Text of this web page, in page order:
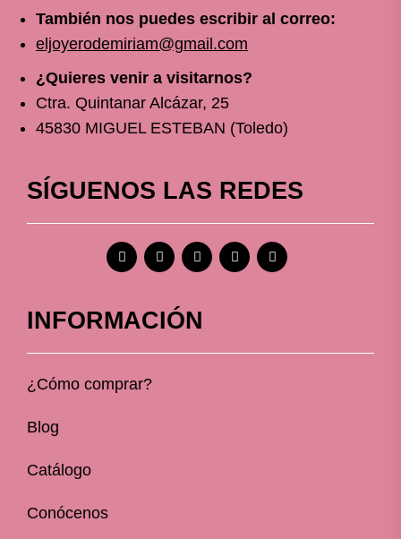
También nos puedes escribir al correo:
eljoyerodemiriam@gmail.com
¿Quieres venir a visitarnos?
Ctra. Quintanar Alcázar, 25
45830 MIGUEL ESTEBAN (Toledo)
SÍGUENOS LAS REDES
INFORMACIÓN
¿Cómo comprar?
Blog
Catálogo
Conócenos